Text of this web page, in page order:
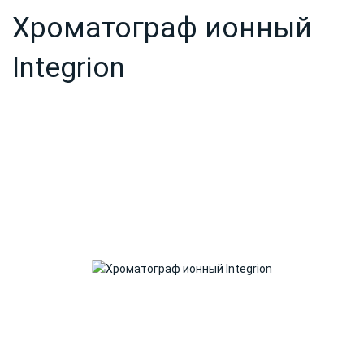
Хроматограф ионный
Integrion